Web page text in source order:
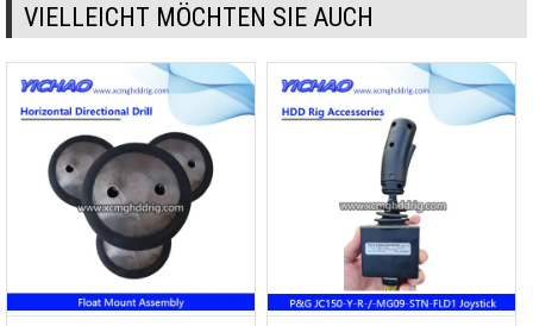
VIELLEICHT MÖCHTEN SIE AUCH